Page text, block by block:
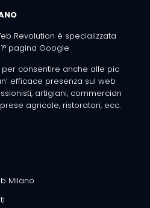
Revolution è specializzata
pagina Google
consentire anche alle pic
efficace presenza sul web
artigiani, commercian
agricole, ristoratori, ecc.
Milano